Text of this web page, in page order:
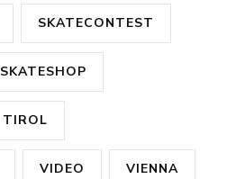
SKATECONTEST
SKATESHOP
TIROL
VIDEO VIENNA